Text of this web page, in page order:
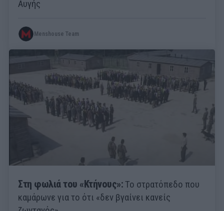
Αυγής
Menshouse Team
Στη φωλιά του «Κτήνους»:Το στρατόπεδο που
καμάρωνε για το ότι «δεν βγαίνει κανείς